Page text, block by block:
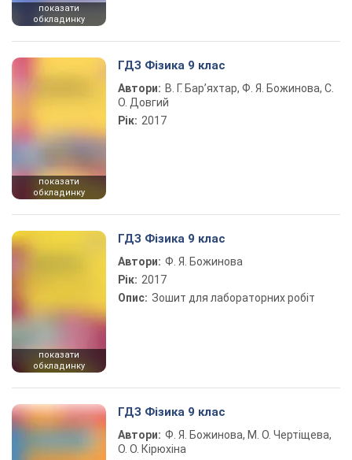
показати
обкладинку
показати
обкладинку
ГДЗ Фізика 9 клас
Автори: В. Г. Бар’яхтар, Ф. Я. Божинова, С.
О. Довгий
Рік: 2017
показати
обкладинку
ГДЗ Фізика 9 клас
Автори: Ф. Я. Божинова
Рік: 2017
Опис:
Зошит для лабораторних робіт
ГДЗ Фізика 9 клас
Автори: Ф. Я. Божинова, М. О. Чертіщева,
О. О. Кірюхіна